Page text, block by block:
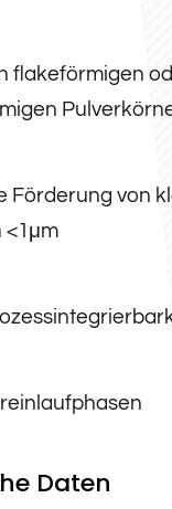
flakeförmigen
Förderung von
<1μm
Daten